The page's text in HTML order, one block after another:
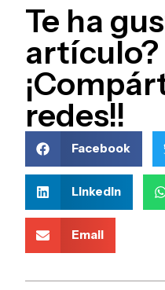
Te ha
artículo?
redes!!
Facebook
LinkedIn
Email